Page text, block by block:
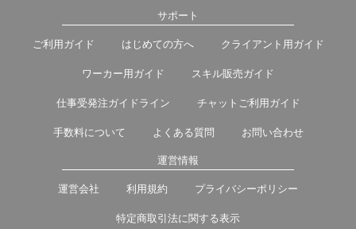
サポート
ご利用ガイド はじめての方へ クライアント用ガイド
ワーカー用ガイド スキル販売ガイド
仕事受発注ガイドライン チャットご利用ガイド
手数料について よくある質問 お問い合わせ
運営情報
運営会社 利用規約 プライバシーポリシー
特定商取引法に関する表示